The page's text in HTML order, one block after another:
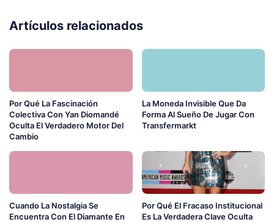
Artículos relacionados
Por Qué La Fascinación
Colectiva Con Yan Diomandé
Oculta El Verdadero Motor Del
Cambio
La Moneda Invisible Que Da
Forma Al Sueño De Jugar Con
Transfermarkt
Cuando La Nostalgia Se
Encuentra Con El Diamante En
Por Qué El Fracaso Institucional
Es La Verdadera Clave Oculta